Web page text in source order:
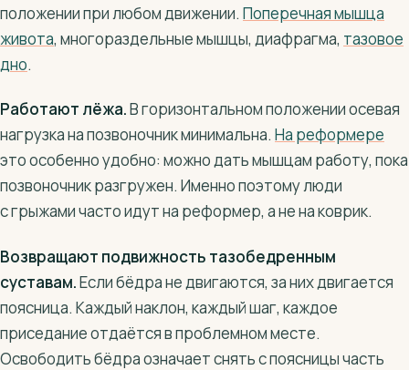
положении при любом движении. Поперечная мышца
живота, многораздельные мышцы, диафрагма, тазовое
дно.
Работают лёжа.В горизонтальном положении осевая
нагрузка на позвоночник минимальна. На реформере
это особенно удобно: можно дать мышцам работу, пока
позвоночник разгружен. Именно поэтому люди
с грыжами часто идут на реформер, а не на коврик.
Возвращают подвижность тазобедренным
суставам.Если бёдра не двигаются, за них двигается
поясница. Каждый наклон, каждый шаг, каждое
приседание отдаётся в проблемном месте.
Освободить бёдра означает снять с поясницы часть